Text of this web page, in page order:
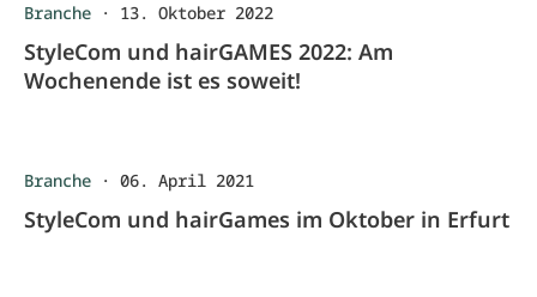
Branche · 13. Oktober 2022
StyleCom und hairGAMES 2022: Am
Wochenende ist es soweit!
Branche · 06. April 2021
StyleCom und hairGames im Oktober in Erfurt